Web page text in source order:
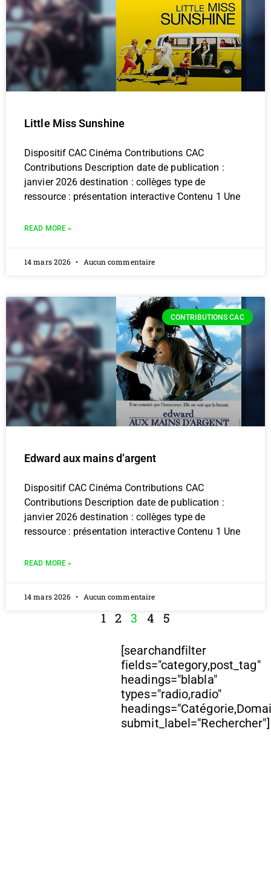
Little Miss Sunshine
Dispositif CAC Cinéma Contributions CAC
Contributions Description date de publication :
janvier 2026 destination : collèges type de
ressource : présentation interactive Contenu 1 Une
READ MORE »
14 mars 2026 Aucun commentaire
CONTRIBUTIONS CAC
Edward aux mains d’argent
Dispositif CAC Cinéma Contributions CAC
Contributions Description date de publication :
janvier 2026 destination : collèges type de
ressource : présentation interactive Contenu 1 Une
READ MORE »
14 mars 2026 Aucun commentaire
1 2 3 4 5
[searchandfilter
fields="category,post_tag"
headings="blabla"
types="radio,radio"
submit_label="Rechercher"]